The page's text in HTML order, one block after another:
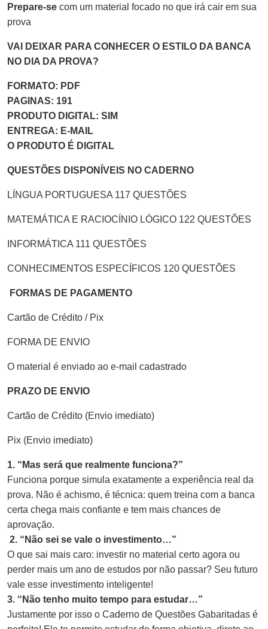
Prepare-se com um material focado no que irá cair em sua
prova
VAI DEIXAR PARA CONHECER O ESTILO DA BANCA
NO DIA DA PROVA?
FORMATO: PDF
PAGINAS: 191
PRODUTO DIGITAL: SIM
ENTREGA: E-MAIL
O PRODUTO É DIGITAL
QUESTÕES DISPONÍVEIS NO CADERNO
LÍNGUA PORTUGUESA 117 QUESTÕES
MATEMÁTICA E RACIOCÍNIO LÓGICO 122 QUESTÕES
INFORMÁTICA 111 QUESTÕES
CONHECIMENTOS ESPECÍFICOS 120 QUESTÕES
FORMAS DE PAGAMENTO
Cartão de Crédito / Pix
FORMA DE ENVIO
O material é enviado ao e-mail cadastrado
PRAZO DE ENVIO
Cartão de Crédito (Envio imediato)
Pix (Envio imediato)
1. “Mas será que realmente funciona?”
Funciona porque simula exatamente a experiência real da
prova. Não é achismo, é técnica: quem treina com a banca
certa chega mais confiante e tem mais chances de
aprovação.
2. “Não sei se vale o investimento…”
O que sai mais caro: investir no material certo agora ou
perder mais um ano de estudos por não passar? Seu futuro
vale esse investimento inteligente!
3. “Não tenho muito tempo para estudar…”
Justamente por isso o Caderno de Questões Gabaritadas é